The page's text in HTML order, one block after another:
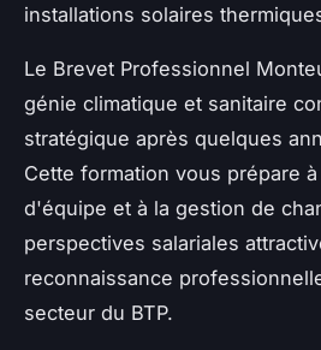
installations solaires
Le Brevet Professionnel
génie climatique et sanitaire
stratégique après quelques
Cette formation vous prépare
d'équipe et à la gestion de
perspectives salariales
reconnaissance
secteur du BTP.